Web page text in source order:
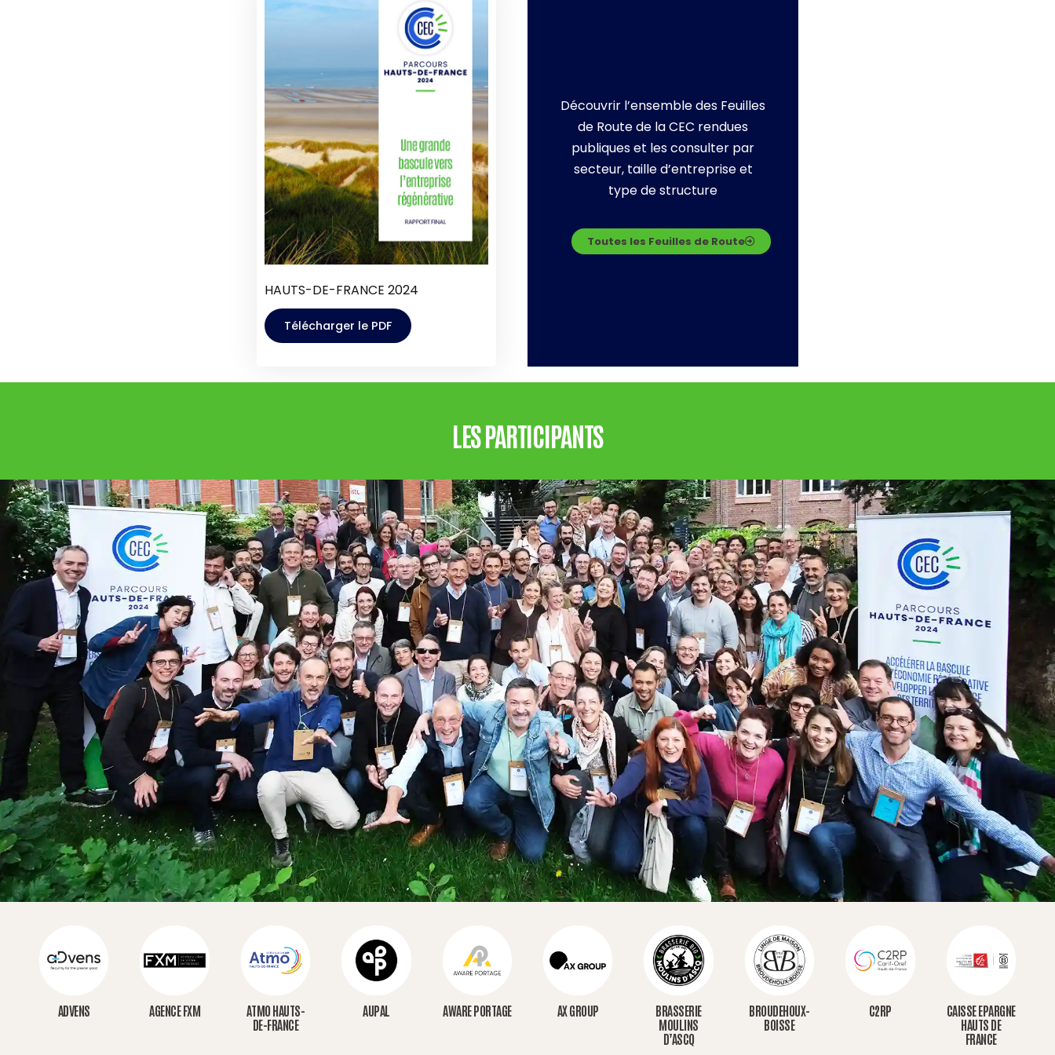
HAUTS-DE-FRANCE 2024
Télécharger le PDF
Découvrir l’ensemble des Feuilles
de Route de la CEC rendues
publiques et les consulter par
secteur, taille d’entreprise et
type de structure
Toutes les Feuilles de Route
LES PARTICIPANTS
ADVENS AGENCE FXM
ATMO HAUTS-
DE-FRANCE
AUPAL AWARE PORTAGE AX GROUP
BRASSERIE
MOULINS
D’ASCQ
BROUDEHOUX-
BOISSE
C2RP
CAISSE EPARGNE
HAUTS DE
FRANCE